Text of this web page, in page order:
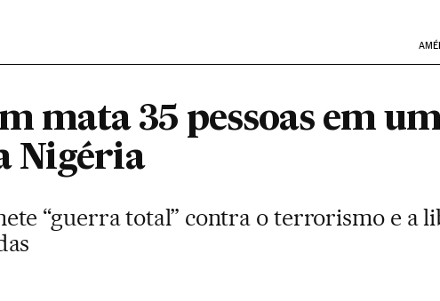
mata 35 pessoas em
Nigéria
“guerra total” contra o terrorismo e a